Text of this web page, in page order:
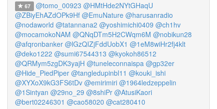
67 @tomo_00923 @HMtHde2NYtGHaqU
@ZBiyEhAZdOPk9Hf @EmuNature @harusanradio
@nodaworld @tatannana2 @yoshimichi0409 @ch1hv
@mocamokoNAM @QNqDTm5H2CWqm6M @nobikun28
@afqronbanker @lGzQIZjFddUobX1 @1eM8wiHr2fj4klt
@deko1222 @sumi67544313 @kyokoh86512
@QRMym5zgDK3yajH @tuneleconnaispa @gp32er
@Hide_PiedPiper @tangledupinbl11 @kouki_ishi
@XYXoX9kG3FS6tDv @emirimiri @1964ledzeppelin
@1Sintyan @29no_29 @8shiPr @AtusiKaori
@bert02246301 @cao58020 @cat280410